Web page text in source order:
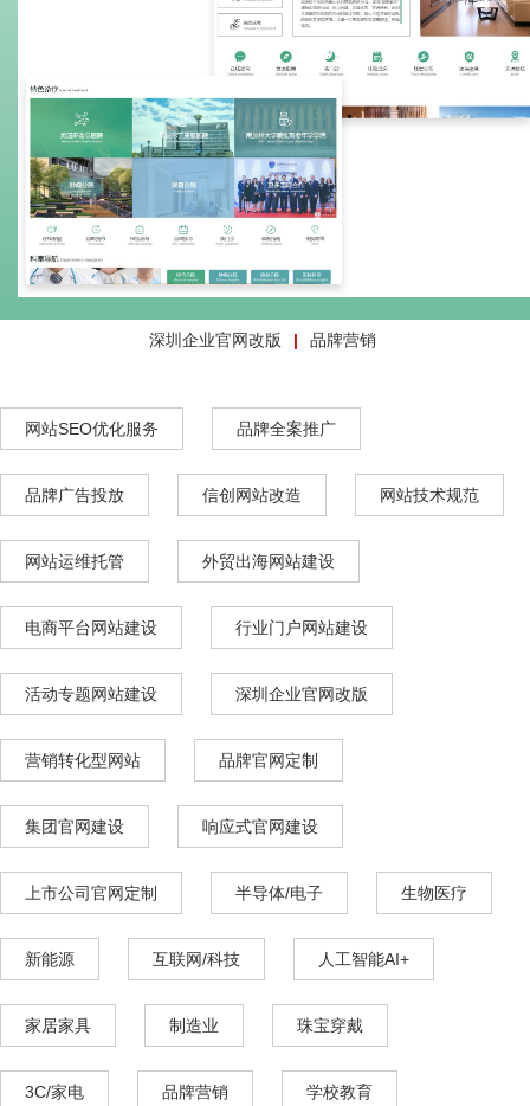
深圳企业官网改版 品牌营销
网站SEO优化服务 品牌全案推广
品牌广告投放 信创网站改造 网站技术规范
网站运维托管 外贸出海网站建设
电商平台网站建设 行业门户网站建设
活动专题网站建设 深圳企业官网改版
营销转化型网站 品牌官网定制
集团官网建设 响应式官网建设
上市公司官网定制 半导体/电子 生物医疗
新能源 互联网/科技 人工智能AI+
家居家具 制造业 珠宝穿戴
3C/家电 品牌营销 学校教育